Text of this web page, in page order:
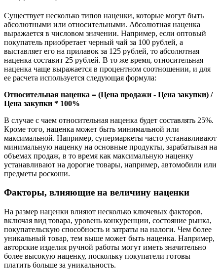
Существует несколько типов наценки, которые могут быть
абсолютными или относительными. Абсолютная наценка
выражается в числовом значении. Например, если оптовый
покупатель приобретает черный чай за 100 рублей, а
выставляет его на прилавок за 125 рублей, то абсолютная
наценка составит 25 рублей. В то же время, относительная
наценка чаще выражается в процентном соотношении, и для
ее расчета используется следующая формула:
Относительная наценка = (Цена продажи - Цена закупки) /
Цена закупки * 100%
В случае с чаем относительная наценка будет составлять 25%.
Кроме того, наценка может быть минимальной или
максимальной. Например, супермаркеты часто устанавливают
минимальную наценку на основные продукты, зарабатывая на
объемах продаж, в то время как максимальную наценку
устанавливают на дорогие товары, например, автомобили или
предметы роскоши.
Факторы, влияющие на величину наценки
На размер наценки влияют несколько ключевых факторов,
включая вид товара, уровень конкуренции, состояние рынка,
покупательскую способность и затраты на налоги. Чем более
уникальный товар, тем выше может быть наценка. Например,
авторские изделия ручной работы могут иметь значительно
более высокую наценку, поскольку покупатели готовы
платить больше за уникальность.